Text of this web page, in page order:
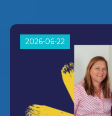
2026-06-22